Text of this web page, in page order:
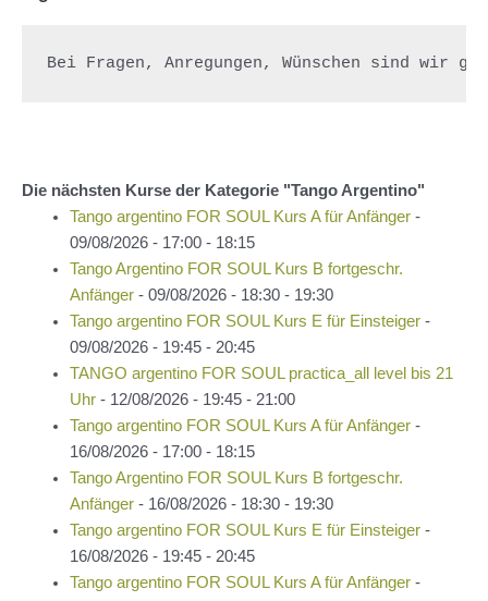
Bei Fragen, Anregungen, Wünschen sind wir
Die nächsten Kurse der Kategorie "Tango Argentino"
Tango argentino FOR SOUL Kurs A für Anfänger-
09/08/2026 - 17:00 - 18:15
Tango Argentino FOR SOUL Kurs B fortgeschr.
Anfänger- 09/08/2026 - 18:30 - 19:30
Tango argentino FOR SOUL Kurs E für Einsteiger-
09/08/2026 - 19:45 - 20:45
TANGO argentino FOR SOUL practica_all level bis 21
Uhr- 12/08/2026 - 19:45 - 21:00
Tango argentino FOR SOUL Kurs A für Anfänger-
16/08/2026 - 17:00 - 18:15
Tango Argentino FOR SOUL Kurs B fortgeschr.
Anfänger- 16/08/2026 - 18:30 - 19:30
Tango argentino FOR SOUL Kurs E für Einsteiger-
16/08/2026 - 19:45 - 20:45
Tango argentino FOR SOUL Kurs A für Anfänger-